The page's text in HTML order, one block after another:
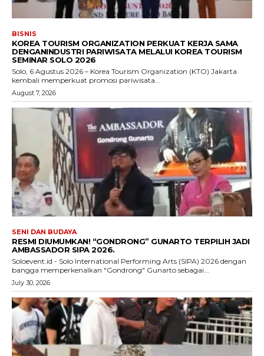
BISNIS
KOREA TOURISM ORGANIZATION PERKUAT KERJA SAMA
DENGANINDUSTRI PARIWISATA MELALUI KOREA TOURISM
SEMINAR SOLO 2026
Solo, 6 Agustus 2026 – Korea Tourism Organization (KTO) Jakarta
kembali memperkuat promosi pariwisata...
August 7, 2026
SENI DAN BUDAYA
RESMI DIUMUMKAN! “GONDRONG” GUNARTO TERPILIH JADI
AMBASSADOR SIPA 2026.
Soloevent.id - Solo International Performing Arts (SIPA) 2026 dengan
bangga memperkenalkan "Gondrong" Gunarto sebagai...
July 30, 2026